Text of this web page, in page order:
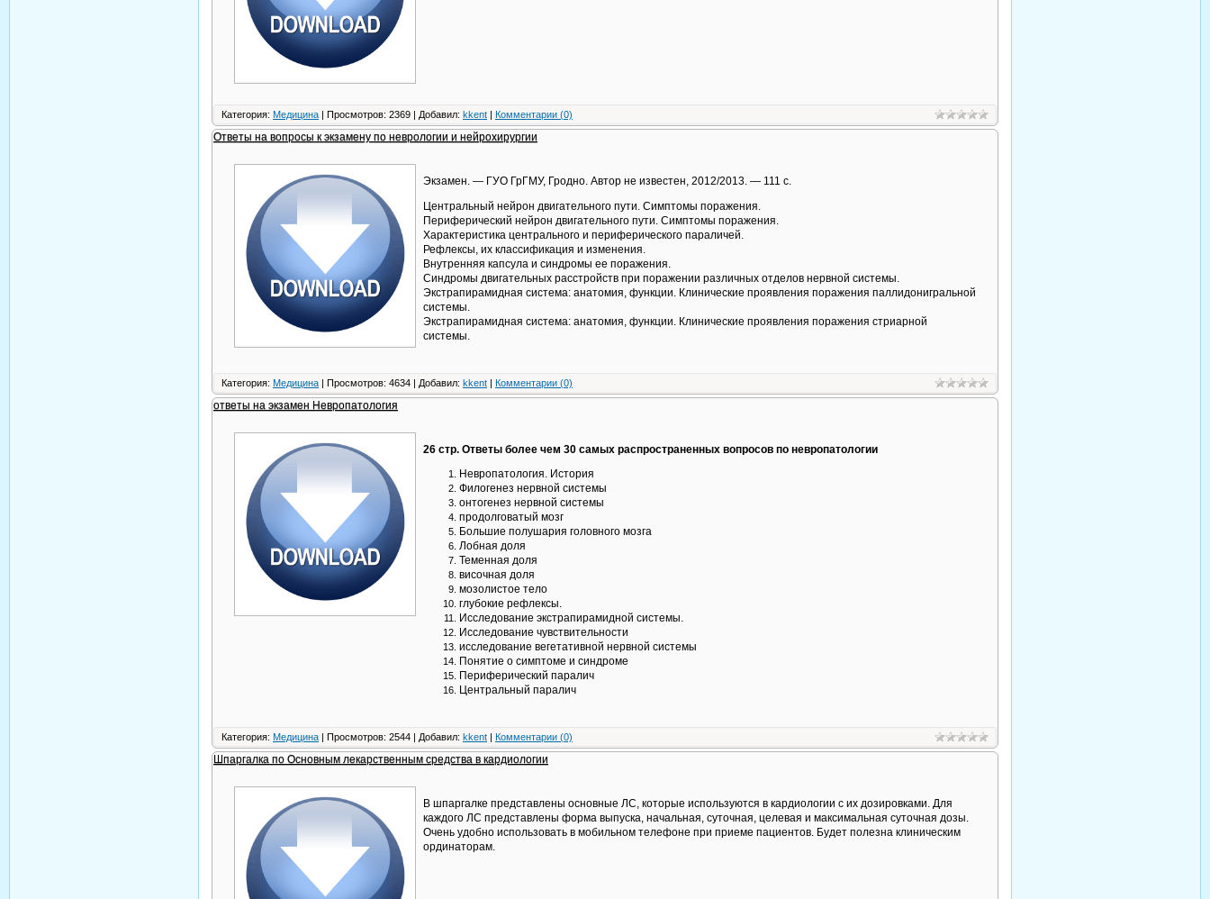
Категория: Медицина | Просмотров: 2369 | Добавил: kkent Комментарии (0)
Ответы на вопросы к экзамену по неврологии и нейрохирургии
Экзамен. — ГУО ГрГМУ, Гродно. Автор не известен, 2012/2013. — 111 с.
Центральный нейрон двигательного пути. Симптомы поражения.
Периферический нейрон двигательного пути. Симптомы поражения.
Характеристика центрального и периферического параличей.
Рефлексы, их классификация и изменения.
Внутренняя капсула и синдромы ее поражения.
Синдромы двигательных расстройств при поражении различных отделов нервной системы.
Экстрапирамидная система: анатомия, функции. Клинические проявления поражения паллидонигральной
системы.
Экстрапирамидная система: анатомия, функции. Клинические проявления поражения стриарной
системы.
Категория: Медицина | Просмотров: 4634 | Добавил: kkent Комментарии (0)
ответы на экзамен Невропатология
26 стр. Ответы более чем 30 самых распространенных вопросов по невропатологии
Невропатология. История
Филогенез нервной системы
онтогенез нервной системы
продолговатый мозг
Большие полушария головного мозга
Лобная доля
Теменная доля
височная доля
мозолистое тело
глубокие рефлексы.
Исследование экстрапирамидной системы.
Исследование чувствительности
исследование вегетативной нервной системы
Понятие о симптоме и синдроме
Периферический паралич
Центральный паралич
Категория: Медицина | Просмотров: 2544 | Добавил: kkent Комментарии (0)
Шпаргалка по Основным лекарственным средства в кардиологии
В шпаргалке представлены основные ЛС, которые используются в кардиологии с их дозировками. Для
каждого ЛС представлены форма выпуска, начальная, суточная, целевая и максимальная суточная дозы.
Очень удобно использовать в мобильном телефоне при приеме пациентов. Будет полезна клиническим
ординаторам.